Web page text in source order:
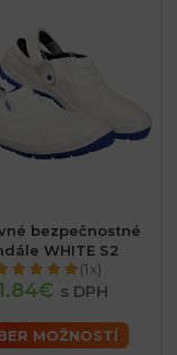
bezpečnostné
WHITE S2
(1x)
s DPH
MOŽNOSTÍ